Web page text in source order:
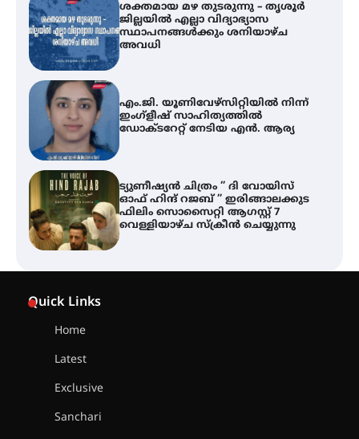
ശക്തമായ മഴ തുടരുന്നു – തൃശൂർ
ജില്ലയിൽ എല്ലാ വിദ്യാഭ്യാസ
സ്ഥാപനങ്ങൾക്കും ശനിയാഴ്ച
അവധി
എം.ജി. യൂണിവേഴ്‌സിറ്റിയിൽ നിന്ന്
ഇംഗ്ളീഷ് സാഹിത്യത്തിൽ
ഡോക്ടറേറ്റ് നേടിയ എൻ. ആര്യ
ട്യുണീഷ്യൻ ചിത്രം ” ദി വോയിസ്
ഓഫ് ഹിന്ദ് റജബ് ” ഇരിങ്ങാലക്കുട
ഫിലിം സൊസൈറ്റി ആഗസ്റ്റ് 7
വെള്ളിയാഴ്ച സ്‌ക്രീൻ ചെയ്യുന്നു
Quick Links
Home
Latest
Exclusive
Sanchari